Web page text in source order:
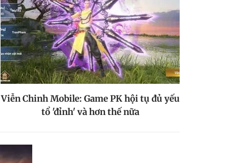
Viễn Chinh Mobile: Game PK hội tụ đủ yếu
tổ 'đỉnh' và hơn thế nữa